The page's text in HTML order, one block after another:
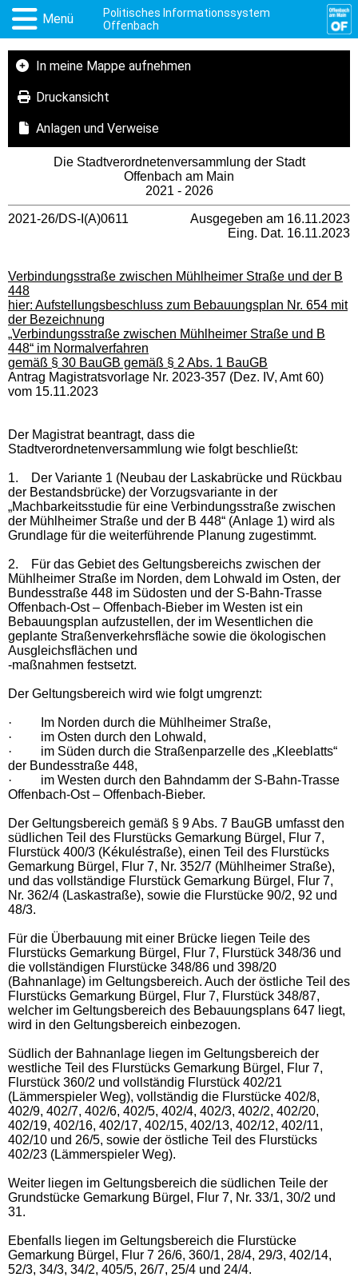
Menü
Politisches Informationssystem
Offenbach
In meine Mappe aufnehmen
Druckansicht
Anlagen und Verweise
Die Stadtverordnetenversammlung der Stadt
Offenbach am Main
2021 - 2026
2021-26/DS-I(A)0611
Ausgegeben am 16.11.2023
Eing. Dat. 16.11.2023
Verbindungsstraße zwischen Mühlheimer Straße und der B
448
hier: Aufstellungsbeschluss zum Bebauungsplan Nr. 654 mit
der Bezeichnung
„Verbindungsstraße zwischen Mühlheimer Straße und B
448“ im Normalverfahren
gemäß § 30 BauGB gemäß § 2 Abs. 1 BauGB
Antrag Magistratsvorlage Nr. 2023-357 (Dez. IV, Amt 60)
vom 15.11.2023
Der Magistrat beantragt, dass die
Stadtverordnetenversammlung wie folgt beschließt:
1.
Der Variante 1 (Neubau der Laskabrücke und Rückbau
der Bestandsbrücke) der Vorzugsvariante in der
„Machbarkeitsstudie für eine Verbindungsstraße zwischen
der Mühlheimer Straße und der B 448“ (Anlage 1) wird als
Grundlage für die weiterführende Planung zugestimmt.
2.
Für das Gebiet des Geltungsbereichs zwischen der
Mühlheimer Straße im Norden, dem Lohwald im Osten, der
Bundesstraße 448 im Südosten und der S-Bahn-Trasse
Offenbach-Ost – Offenbach-Bieber im Westen ist ein
Bebauungsplan aufzustellen, der im Wesentlichen die
geplante Straßenverkehrsfläche sowie die ökologischen
Ausgleichsflächen und
-maßnahmen festsetzt.
Der Geltungsbereich wird wie folgt umgrenzt:
·
Im Norden durch die Mühlheimer Straße,
·
im Osten durch den Lohwald,
·
im Süden durch die Straßenparzelle des „Kleeblatts“
der Bundesstraße 448,
·
im Westen durch den Bahndamm der S-Bahn-Trasse
Offenbach-Ost – Offenbach-Bieber.
Der Geltungsbereich gemäß § 9 Abs. 7 BauGB umfasst den
südlichen Teil des Flurstücks Gemarkung Bürgel, Flur 7,
Flurstück 400/3 (Kékuléstraße), einen Teil des Flurstücks
Gemarkung Bürgel, Flur 7, Nr. 352/7 (Mühlheimer Straße),
und das vollständige Flurstück Gemarkung Bürgel, Flur 7,
Nr. 362/4 (Laskastraße), sowie die Flurstücke 90/2, 92 und
48/3.
Für die Überbauung mit einer Brücke liegen Teile des
Flurstücks Gemarkung Bürgel, Flur 7, Flurstück 348/36 und
die vollständigen Flurstücke 348/86 und 398/20
(Bahnanlage) im Geltungsbereich. Auch der östliche Teil des
Flurstücks Gemarkung Bürgel, Flur 7, Flurstück 348/87,
welcher im Geltungsbereich des Bebauungsplans 647 liegt,
wird in den Geltungsbereich einbezogen.
Südlich der Bahnanlage liegen im Geltungsbereich der
westliche Teil des Flurstücks Gemarkung Bürgel, Flur 7,
Flurstück 360/2 und vollständig Flurstück 402/21
(Lämmerspieler Weg), vollständig die Flurstücke 402/8,
402/9, 402/7, 402/6, 402/5, 402/4, 402/3, 402/2, 402/20,
402/19, 402/16, 402/17, 402/15, 402/13, 402/12, 402/11,
402/10 und 26/5, sowie der östliche Teil des Flurstücks
402/23 (Lämmerspieler Weg).
Weiter liegen im Geltungsbereich die südlichen Teile der
Grundstücke Gemarkung Bürgel, Flur 7, Nr. 33/1, 30/2 und
31.
Ebenfalls liegen im Geltungsbereich die Flurstücke
Gemarkung Bürgel, Flur 7 26/6, 360/1, 28/4, 29/3, 402/14,
52/3, 34/3, 34/2, 405/5, 26/7, 25/4 und 24/4.